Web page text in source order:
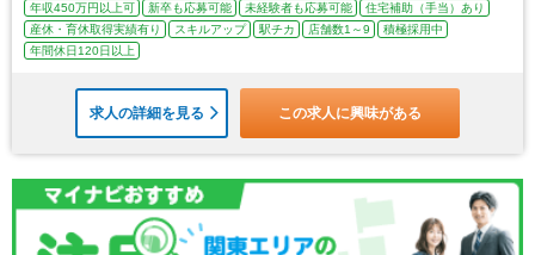
年収450万円以上可 新卒も応募可能 未経験者も応募可能
住宅補助（手当）あり
産休・育休取得実績有り
スキルアップ 駅チカ 店舗数1～9
積極採用中
年間休日120日以上
求人の詳細を見る この求人に興味がある